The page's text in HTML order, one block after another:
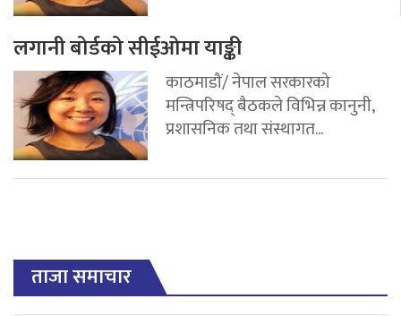
लगानी बोर्डको सीईओमा याङ्की
काठमाडौं/ नेपाल सरकारको
मन्त्रिपरिषद् बैठकले विभिन्न कानुनी,
प्रशासनिक तथा संस्थागत...
ताजा समाचार